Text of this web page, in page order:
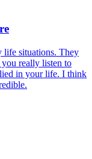
life situations. They
really listen to
in your life. I think